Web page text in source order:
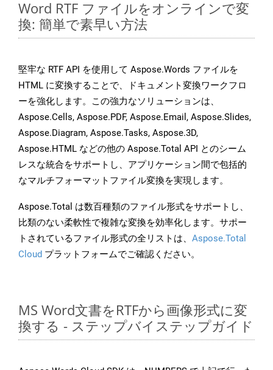
Word RTF ファイルをオンラインで変
換: 簡単で素早い方法
堅牢な RTF API を使用して Aspose.Words ファイルを
HTML に変換することで、ドキュメント変換ワークフロ
ーを強化します。この強力なソリューションは、
Aspose.Cells, Aspose.PDF, Aspose.Email, Aspose.Slides,
Aspose.Diagram, Aspose.Tasks, Aspose.3D,
Aspose.HTML などの他の Aspose.Total API とのシーム
レスな統合をサポートし、アプリケーション間で包括的
なマルチフォーマットファイル変換を実現します。
Aspose.Total は数百種類のファイル形式をサポートし、
比類のない柔軟性で複雑な変換を効率化します。サポー
トされているファイル形式の全リストは、 Aspose.Total
Cloud プラットフォームでご確認ください。
MS Word文書をRTFから画像形式に変
換する - ステップバイステップガイド